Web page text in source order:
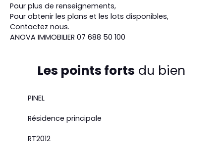
Pour plus de renseignements,
Pour obtenir les plans et les lots disponibles,
Contactez nous.
ANOVA IMMOBILIER 07 688 50 100
Les points forts du bien
PINEL
Résidence principale
RT2012